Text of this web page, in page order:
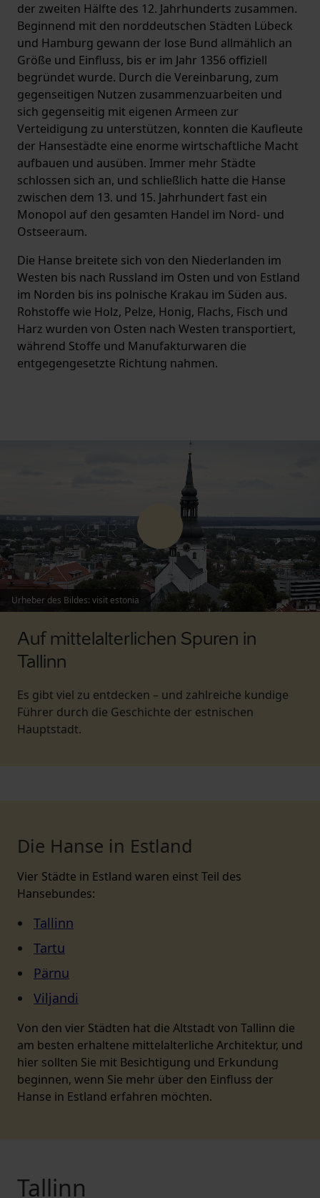
der zweiten Hälfte des 12. Jahrhunderts zusammen.
Beginnend mit den norddeutschen Städten Lübeck
und Hamburg gewann der lose Bund allmählich an
Größe und Einfluss, bis er im Jahr 1356 offiziell
begründet wurde. Durch die Vereinbarung, zum
gegenseitigen Nutzen zusammenzuarbeiten und
sich gegenseitig mit eigenen Armeen zur
Verteidigung zu unterstützen, konnten die Kaufleute
der Hansestädte eine enorme wirtschaftliche Macht
aufbauen und ausüben. Immer mehr Städte
schlossen sich an, und schließlich hatte die Hanse
zwischen dem 13. und 15. Jahrhundert fast ein
Monopol auf den gesamten Handel im Nord- und
Ostseeraum.
Die Hanse breitete sich von den Niederlanden im
Westen bis nach Russland im Osten und von Estland
im Norden bis ins polnische Krakau im Süden aus.
Rohstoffe wie Holz, Pelze, Honig, Flachs, Fisch und
Harz wurden von Osten nach Westen transportiert,
während Stoffe und Manufakturwaren die
entgegengesetzte Richtung nahmen.
Urheber des Bildes: visit estonia
Auf mittelalterlichen Spuren in
Tallinn
Es gibt viel zu entdecken – und zahlreiche kundige
Führer durch die Geschichte der estnischen
Hauptstadt.
Die Hanse in Estland
Vier Städte in Estland waren einst Teil des
Hansebundes:
Tallinn
Tartu
Pärnu
Viljandi
Von den vier Städten hat die Altstadt von Tallinn die
am besten erhaltene mittelalterliche Architektur, und
hier sollten Sie mit Besichtigung und Erkundung
beginnen, wenn Sie mehr über den Einfluss der
Hanse in Estland erfahren möchten.
Tallinn